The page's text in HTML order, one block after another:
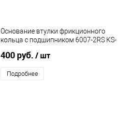
Основание втулки фрикционного
кольца с подшипником 6007-2RS KS-
400 руб. / шт
Подробнее